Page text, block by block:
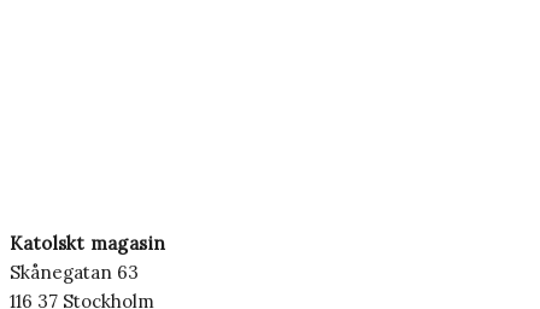
Katolskt magasin
Skånegatan 63
116 37 Stockholm